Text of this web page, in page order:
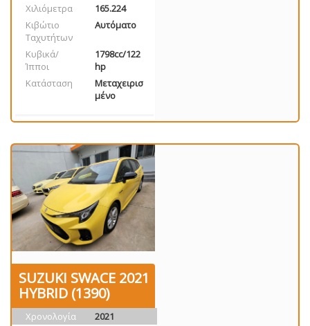
Χιλιόμετρα
165.224
Κιβώτιο
Ταχυτήτων
Αυτόματο
Κυβικά/
Ίπποι
1798cc/122
hp
Κατάσταση
Μεταχειρισ
μένο
SUZUKI SWACE 2021
HYBRID (1390)
Χρονολογία
2021